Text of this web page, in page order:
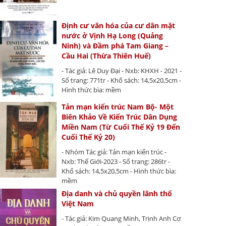
Định cư văn hóa của cư dân mặt
nước ở Vịnh Hạ Long (Quảng
Ninh) và Đầm phá Tam Giang –
Cầu Hai (Thừa Thiên Huế)
- Tác giả: Lê Duy Đại - Nxb: KHXH - 2021 -
Số trang: 771tr - Khổ sách: 14,5x20,5cm -
Hình thức bìa: mềm
Tản mạn kiến trúc Nam Bộ- Một
Biên Khảo Về Kiến Trúc Dân Dụng
Miền Nam (Từ Cuối Thế Kỷ 19 Đến
Cuối Thế Kỷ 20)
- Nhóm Tác giả: Tản mạn kiến trúc -
Nxb: Thế Giới-2023 - Số trang: 286tr -
Khổ sách: 14,5x20,5cm - Hình thức bìa:
mềm
Địa danh và chủ quyền lãnh thổ
Việt Nam
- Tác giả: Kim Quang Minh, Trịnh Anh Cơ